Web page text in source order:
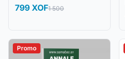
799 XOF1 500
Promo